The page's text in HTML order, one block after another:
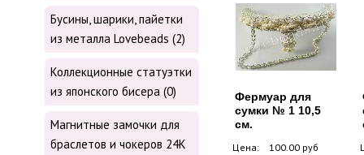
Бусины, шарики, пайетки
из металла Lovebeads (2)
Коллекционные статуэтки
из японского бисера (0)
Магнитные замочки для
браслетов и чокеров 24К
Фермуар для
сумки № 1 10,5
см.
Цена: 100.00 руб